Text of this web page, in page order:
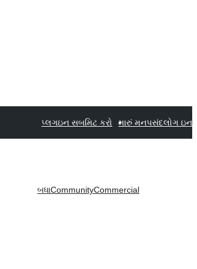
પ્લગઇન સબમિટ કરો મારું મનપસંદલોગ ઇન
બધાCommunityCommercial